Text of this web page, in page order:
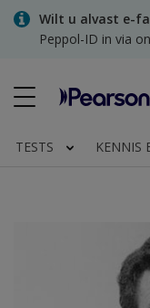
SkipWilt u alvast e-
Peppol-ID in via
Snel bestellen
TESTS KENNIS